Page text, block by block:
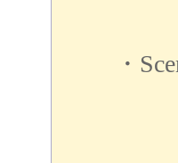
・